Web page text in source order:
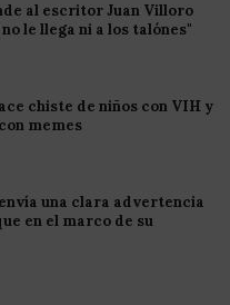
al escritor Juan Villoro
le llega ni a los talónes"
chiste de niños con VIH y
memes
una clara advertencia
en el marco de su